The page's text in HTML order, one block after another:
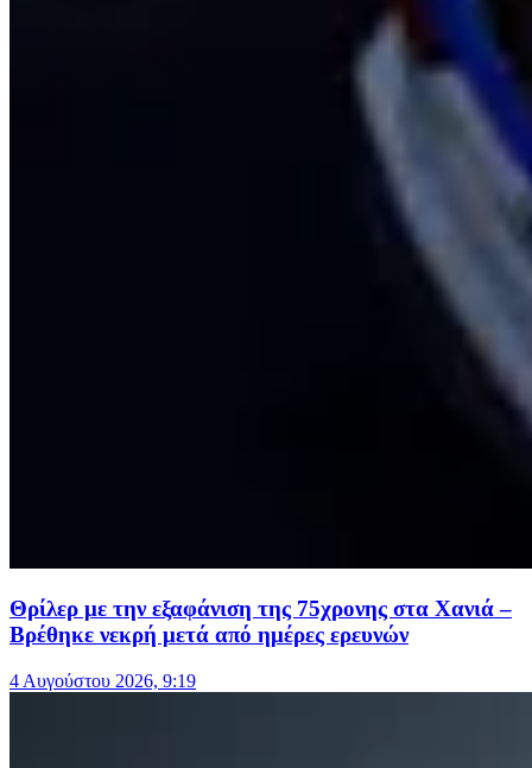
Θρίλερ με την εξαφάνιση της 75χρονης στα Χανιά –
Βρέθηκε νεκρή μετά από ημέρες ερευνών
4 Αυγούστου 2026, 9:19